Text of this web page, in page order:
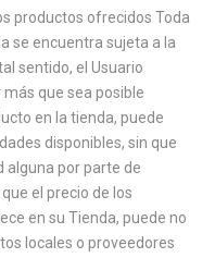
productos ofrecidos Toda
se encuentra sujeta a la
sentido, el Usuario
que sea posible
en la tienda, puede
disponibles, sin que
alguna por parte de
el precio de los
en su Tienda, puede no
locales o proveedores